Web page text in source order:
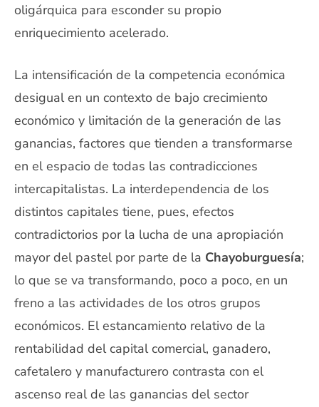
oligárquica para esconder su propio
enriquecimiento acelerado.
La intensificación de la competencia económica
desigual en un contexto de bajo crecimiento
económico y limitación de la generación de las
ganancias, factores que tienden a transformarse
en el espacio de todas las contradicciones
intercapitalistas. La interdependencia de los
distintos capitales tiene, pues, efectos
contradictorios por la lucha de una apropiación
mayor del pastel por parte de la Chayoburguesía;
lo que se va transformando, poco a poco, en un
freno a las actividades de los otros grupos
económicos. El estancamiento relativo de la
rentabilidad del capital comercial, ganadero,
cafetalero y manufacturero contrasta con el
ascenso real de las ganancias del sector